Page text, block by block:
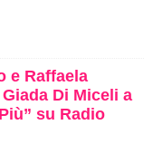
e Raffaela
Di Miceli a
su Radio